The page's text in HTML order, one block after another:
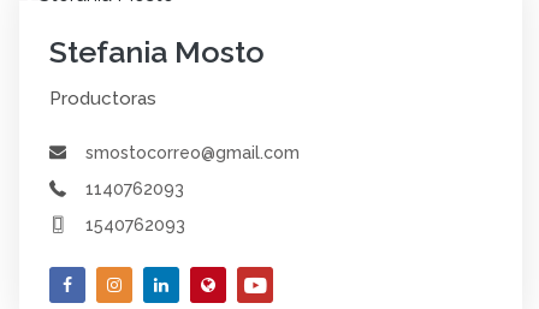
Stefania Mosto
Productoras
smostocorreo@gmail.com
1140762093
1540762093